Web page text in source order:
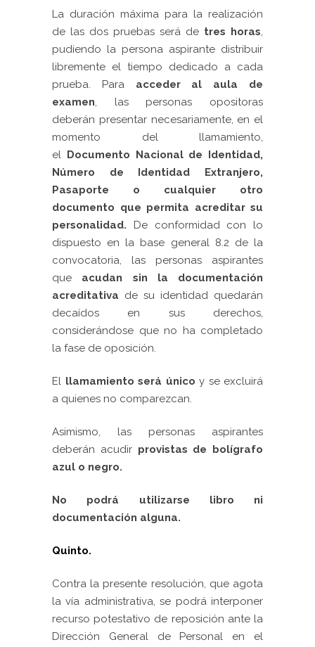
La duración máxima para la realización
de las dos pruebas será de tres horas,
pudiendo la persona aspirante distribuir
libremente el tiempo dedicado a cada
prueba. Para acceder al aula de
examen, las personas opositoras
deberán presentar necesariamente, en el
momento del llamamiento,
el Documento Nacional de Identidad,
Número de Identidad Extranjero,
Pasaporte o cualquier otro
documento que permita acreditar su
personalidad. De conformidad con lo
dispuesto en la base general 8.2 de la
convocatoria, las personas aspirantes
que acudan sin la documentación
acreditativa de su identidad quedarán
decaídos en sus derechos,
considerándose que no ha completado
la fase de oposición.
El llamamiento será único y se excluirá
a quienes no comparezcan.
Asimismo, las personas aspirantes
deberán acudir provistas de bolígrafo
azul o negro.
No podrá utilizarse libro ni
documentación alguna.
Quinto.
Contra la presente resolución, que agota
la vía administrativa, se podrá interponer
recurso potestativo de reposición ante la
Dirección General de Personal en el